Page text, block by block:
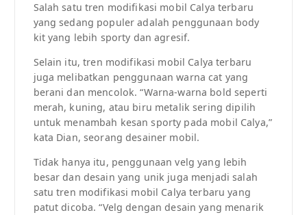
Salah satu tren modifikasi mobil Calya terbaru
yang sedang populer adalah penggunaan body
kit yang lebih sporty dan agresif.
Selain itu, tren modifikasi mobil Calya terbaru
juga melibatkan penggunaan warna cat yang
berani dan mencolok. “Warna-warna bold seperti
merah, kuning, atau biru metalik sering dipilih
untuk menambah kesan sporty pada mobil Calya,”
kata Dian, seorang desainer mobil.
Tidak hanya itu, penggunaan velg yang lebih
besar dan desain yang unik juga menjadi salah
satu tren modifikasi mobil Calya terbaru yang
patut dicoba. “Velg dengan desain yang menarik